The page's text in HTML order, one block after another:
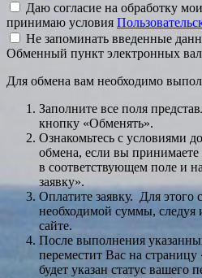
Даю согласие на обработку
принимаю условия
Не запоминать введенные
Обменный пункт электронных
Для обмена вам необходимо
Заполните все поля
кнопку «Обменять».
Ознакомьтесь с условиями
обмена, если вы принимаете
в соответствующем поле и
заявку».
Оплатите заявку. Для этого
необходимой суммы,
сайте.
После выполнения
переместит Вас на страницу
будет указан статус вашего